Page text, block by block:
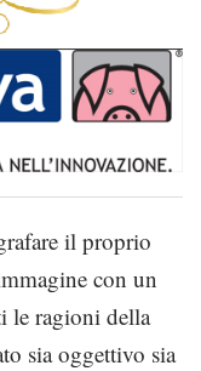
il proprio
con un
le ragioni della
sia oggettivo sia